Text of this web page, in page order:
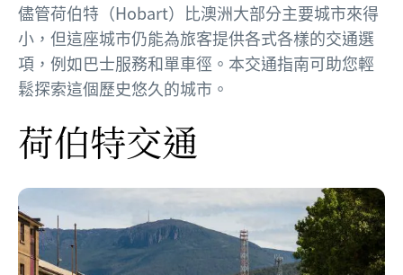
儘管荷伯特（Hobart）比澳洲大部分主要城市來得
小，但這座城市仍能為旅客提供各式各樣的交通選
項，例如巴士服務和單車徑。本交通指南可助您輕
鬆探索這個歷史悠久的城市。
荷伯特交通